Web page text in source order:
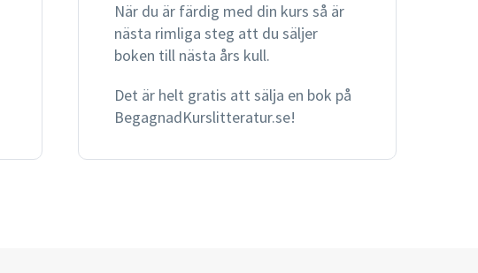
När du är färdig med din kurs så är
nästa rimliga steg att du säljer
boken till nästa års kull.
Det är helt gratis att sälja en bok på
BegagnadKurslitteratur.se!